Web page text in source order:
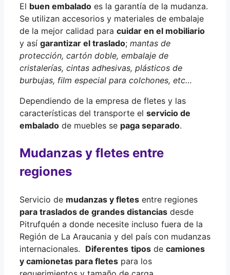
El buen embalado es la garantía de la mudanza.
Se utilizan accesorios y materiales de embalaje
de la mejor calidad para cuidar en el mobiliario
y así garantizar el traslado; mantas de
protección, cartón doble, embalaje de
cristalerías, cintas adhesivas, plásticos de
burbujas, film especial para colchones, etc…
Dependiendo de la empresa de fletes y las
características del transporte el servicio de
embalado de muebles se paga separado.
Mudanzas y fletes entre
regiones
Servicio de mudanzas y fletes entre regiones
para traslados de grandes distancias desde
Pitrufquén a donde necesite incluso fuera de la
Región de La Araucania y del país con mudanzas
internacionales. Diferentes tipos de camiones
y camionetas para fletes para los